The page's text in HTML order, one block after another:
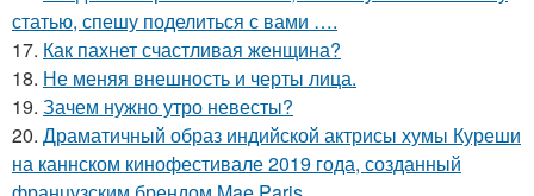
статью, спешу поделиться с вами ….
17. Как пахнет счастливая женщина?
18. Не меняя внешность и черты лица.
19. Зачем нужно утро невесты?
20. Драматичный образ индийской актрисы хумы Куреши
на каннском кинофестивале 2019 года, созданный